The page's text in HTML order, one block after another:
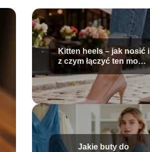
Kitten heels – jak nosić i
z czym łączyć ten model
butów?
Jakie buty do